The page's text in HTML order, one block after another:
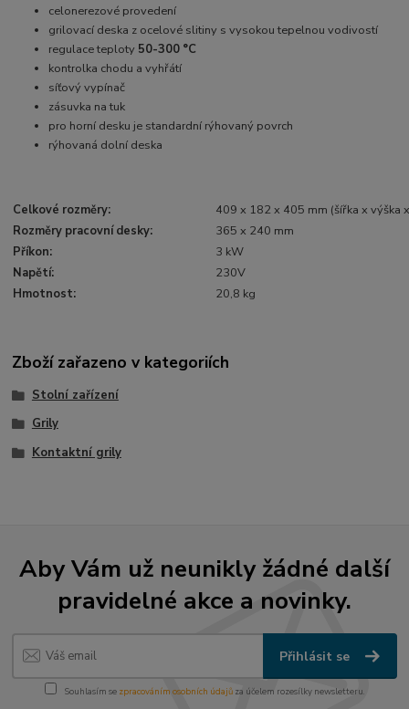
celonerezové provedení
grilovací deska z ocelové slitiny s vysokou tepelnou vodivostí
regulace teploty 50-300 °C
kontrolka chodu a vyhřátí
síťový vypínač
zásuvka na tuk
pro horní desku je standardní rýhovaný povrch
rýhovaná dolní deska
Celkové rozměry:
409 x 182 x 405 mm (šířka x výška
Rozměry pracovní desky:
365 x 240 mm
Příkon:
3 kW
Napětí:
230V
Hmotnost:
20,8 kg
Zboží zařazeno v kategoriích
Stolní zařízení
Grily
Kontaktní grily
Aby Vám už neunikly žádné další
pravidelné akce a novinky.
Přihlásit se
Souhlasím se zpracováním osobních údajůza účelem rozesílky newsletteru.